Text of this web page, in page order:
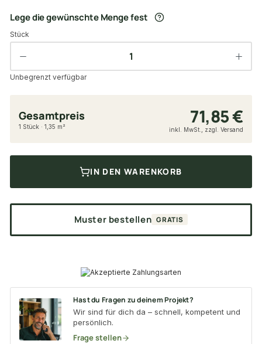
Lege die gewünschte Menge fest
Stück
Unbegrenzt verfügbar
Gesamtpreis 71,85 €
1 Stück · 1,35 m² inkl. MwSt., zzgl. Versand
IN DEN WARENKORB
Muster bestellen GRATIS
Hast du Fragen zu deinem Projekt?
Wir sind für dich da – schnell, kompetent und
persönlich.
Frage stellen